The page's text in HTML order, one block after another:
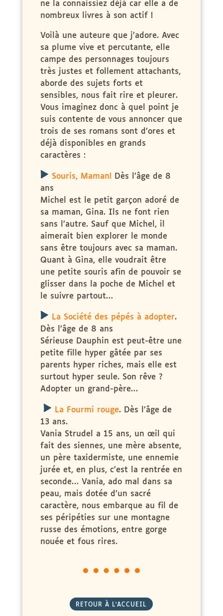
ne la connaissiez déjà car elle a de
nombreux livres à son actif !
Voilà une auteure que j’adore. Avec
sa plume vive et percutante, elle
campe des personnages toujours
très justes et follement attachants,
aborde des sujets forts et
sensibles, nous fait rire et pleurer.
Vous imaginez donc à quel point je
suis contente de vous annoncer que
trois de ses romans sont d’ores et
déjà disponibles en grands
caractères :
x Souris, Maman!Dès l’âge de 8
ans
Michel est le petit garçon adoré de
sa maman, Gina. Ils ne font rien
sans l’autre. Sauf que Michel, il
aimerait bien explorer le monde
sans être toujours avec sa maman.
Quant à Gina, elle voudrait être
une petite souris afin de pouvoir se
glisser dans la poche de Michel et
le suivre partout…
x La Société des pépés à adopter.
Dès l’âge de 8 ans
Sérieuse Dauphin est peut-être une
petite fille hyper gâtée par ses
parents hyper riches, mais elle est
surtout hyper seule. Son rêve ?
Adopter un grand-père…
x La Fourmi rouge. Dès l’âge de
13 ans.
Vania Strudel a 15 ans, un œil qui
fait des siennes, une mère absente,
un père taxidermiste, une ennemie
jurée et, en plus, c’est la rentrée en
seconde… Vania, ado mal dans sa
peau, mais dotée d’un sacré
caractère, nous embarque au fil de
ses péripéties sur une montagne
russe des émotions, entre gorge
nouée et fous rires.
RETOUR À L'ACCUEIL